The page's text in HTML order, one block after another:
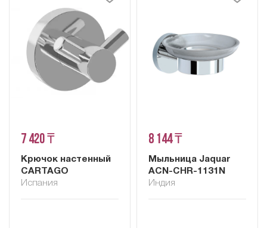
7 420 ₸
Крючок настенный
CARTAGO
Испания
8 144 ₸
Мыльница Jaquar
ACN-CHR-1131N
Индия